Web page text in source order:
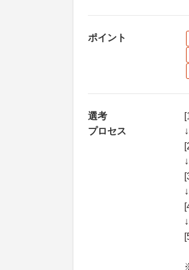
ポイント
選考
プロセス
↓
↓
↓
↓